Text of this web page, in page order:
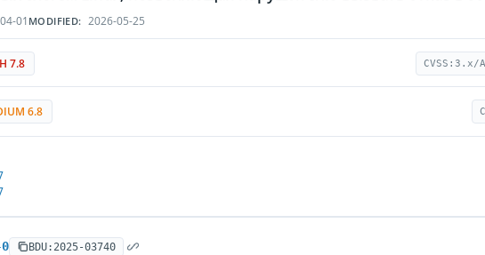
01 MODIFIED: 2026-05-25
7.8
6.8
BDU:2025-03740